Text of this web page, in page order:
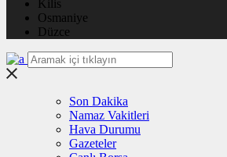
Kilis
Osmaniye
Düzce
Son Dakika
Namaz Vakitleri
Hava Durumu
Gazeteler